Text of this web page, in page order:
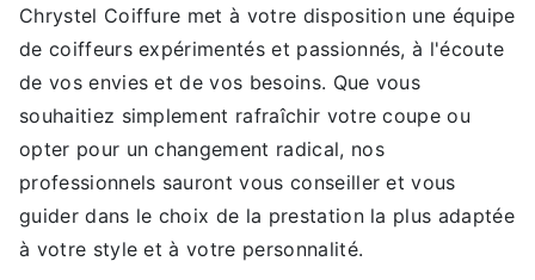
Chrystel Coiffure met à votre disposition une équipe
de coiffeurs expérimentés et passionnés, à l'écoute
de vos envies et de vos besoins. Que vous
souhaitiez simplement rafraîchir votre coupe ou
opter pour un changement radical, nos
professionnels sauront vous conseiller et vous
guider dans le choix de la prestation la plus adaptée
à votre style et à votre personnalité.